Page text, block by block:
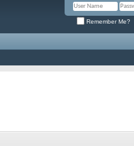
Remember Me?